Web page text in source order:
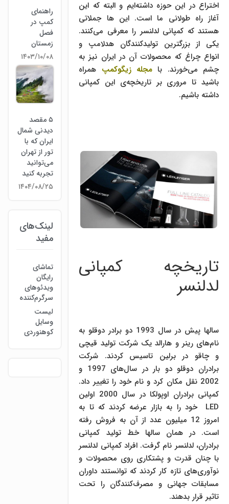
اختراع در این حوزه داشته­‌ایم و البته که این
آغاز راه طولانی ما است. این ها جملاتی
هستند که کمپانی لدلنسر را معرفی می­‌کنند.
یکی از بزرگترین تولیدکنندگان هدلامپ و
انواع چراغ که محصولات آن در ایران نیز به
چشم می­‌خورند. بامجله زیگوکمپ همراه
باشید تا مروری بر تاریخچه­‌ی این کمپانی
داشته باشیم.
تاریخچه کمپانی
لدلنسر
سالها پیش در سال 1993 دو برادر دوقلو به
نام‌های رینر و هارالد یک شرکت تولید قیچی
و چاقو در برلین تاسیس کردند. شرکت
برادران دوقلو دو بار در سال‌های 1997 و
2002 نقل مکان کرد و نام خود را تغییر داد.
کمپانی برادران اوپولکا در سال 2000 اولین
LED خود را به بازار عرضه کردند که تا به
امروز 12 میلیون عدد از آن به فروش رفته
است. در همان سالها خط تولید کمپانی
برادران، لدلنسر نام گرفت. افراد کمپانی لدلنسر
با چنان قدرت و پشتکاری روی محصولات و
نوآوری‌های تازه کار کردند که توانستند داوران
مسابقات جهانی و مصرف‌کنندگان را تحت
تاثیر قرار بدهند.
راهنمای
کمپ در
فصل
زمستان
۱۴۰۳/۱۰/۰۸
۵ مقصد
دیدنی شمال
ایران که با
تور از تهران
می‌توانید
تجربه کنید
۱۴۰۴/۰۸/۲۵
لینک‌های
مفید
تماشای
رایگان
ویدئوهای
سرگرم‌کننده
لیست
وسایل
کوهنوردی